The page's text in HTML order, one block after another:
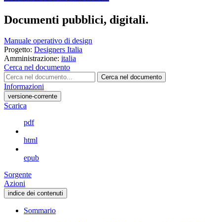
Documenti pubblici, digitali.
Manuale operativo di design
Progetto: Designers Italia
Amministrazione: italia
Cerca nel documento
Cerca nel documento
Informazioni
versione-corrente
Scarica
pdf
html
epub
Sorgente
Azioni
indice dei contenuti
Sommario